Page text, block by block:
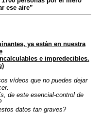
ese aire”
ya están en nuestra
e impredecibles.
vídeos que no puedes dejar
de este esencial-control de
datos tan graves?